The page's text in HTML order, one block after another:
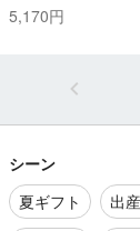
5,170円
シーン
夏ギフト
出